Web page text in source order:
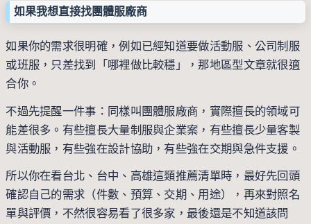
如果我想直接找團體服廠商
如果你的需求很明確，例如已經知道要做活動服、公司制服
或班服，只差找到「哪裡做比較穩」，那地區型文章就很適
合你。
不過先提醒一件事：同樣叫團體服廠商，實際擅長的領域可
能差很多。有些擅長大量制服與企業案，有些擅長少量客製
與活動服，有些強在設計協助，有些強在交期與急件支援。
所以你在看台北、台中、高雄這類推薦清單時，最好先回頭
確認自己的需求（件數、預算、交期、用途），再來對照名
單與評價，不然很容易看了很多家，最後還是不知道該問